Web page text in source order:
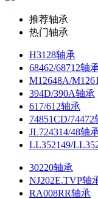
推荐轴承
热门轴承
H3128轴承
68462/68712轴
M12648A/
394D/390A轴承
617/612轴承
74851CD/74472
JL724314/48轴
LL352149/
30220轴承
NJ202E.TVP轴
RA008RR轴承